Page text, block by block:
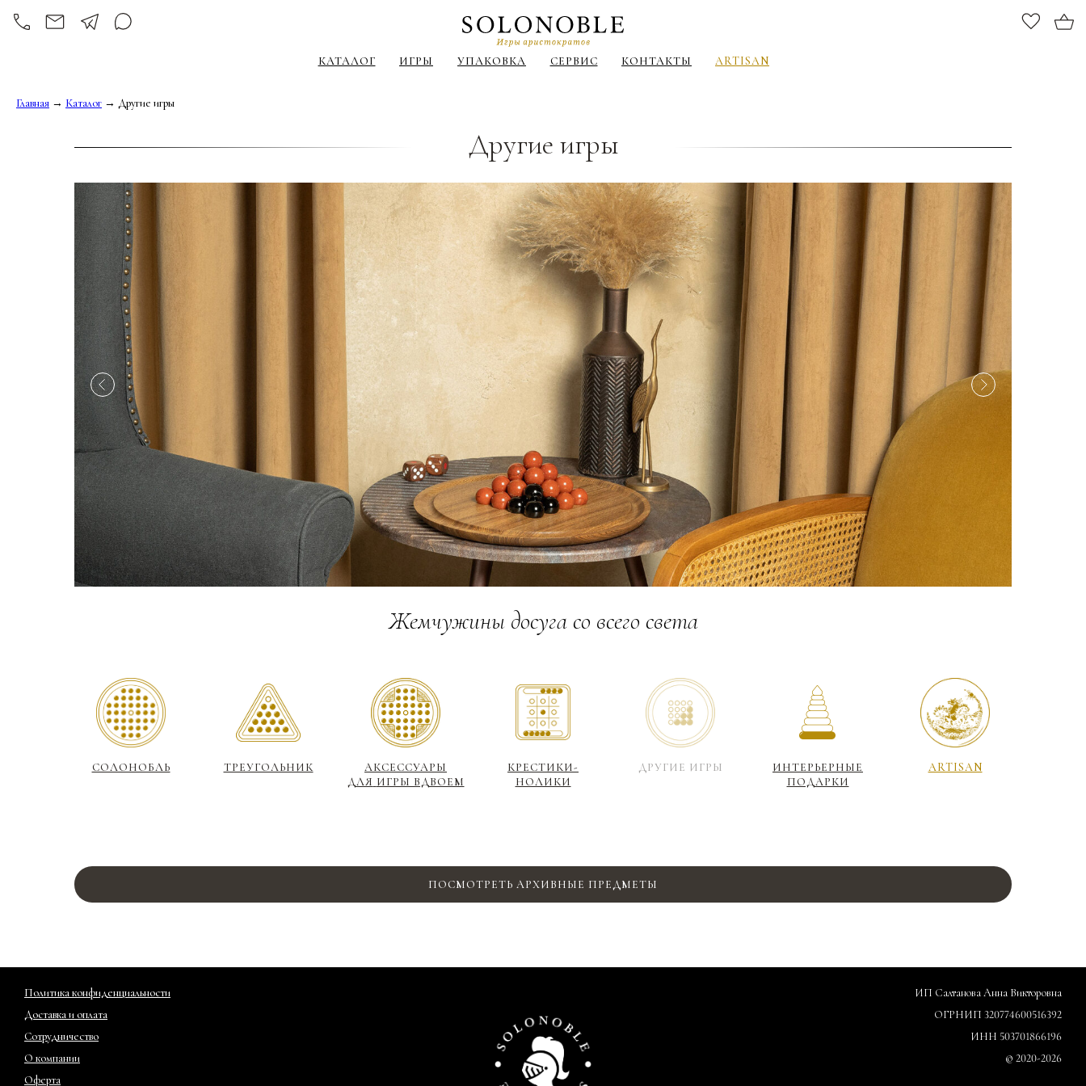
КАТАЛОГ ИГРЫ УПАКОВКА СЕРВИС ARTISAN
КОНТАКТЫ
Главная → Каталог → Другие игры
Другие игры
Жемчужины досуга со всего света
ИНТЕРЬЕРНЫЕ
ПОДАРКИ
ТРЕУГОЛЬНИК
АКСЕССУАРЫ
ДЛЯ ИГРЫ ВДВОЕМ
ДРУГИЕ ИГРЫ
КРЕСТИКИ-
НОЛИКИ
СОЛОНОБЛЬ ARTISAN
ПОДАРКИ
ИГРЫ ВДВОЕМ
НОЛИКИ
ПОСМОТРЕТЬ АРХИВНЫЕ ПРЕДМЕТЫ
ИНН 503701866196
ИП Салтанова Анна Викторовна
© 2020-2026
ОГРНИП 320774600516392
Доставка и оплата
Сотрудничество
О компании
Оферта
Политика конфиденциальности